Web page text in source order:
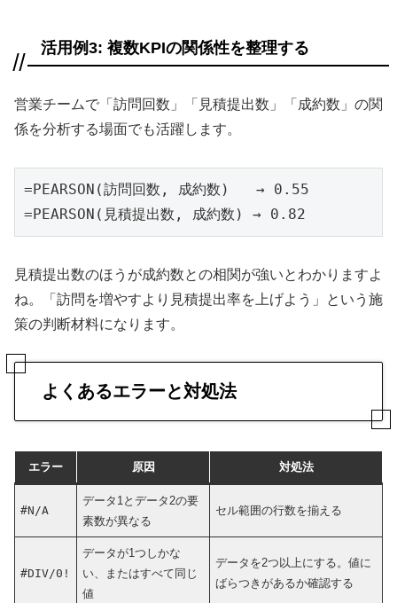
活用例3: 複数KPIの関係性を整理する
営業チームで「訪問回数」「見積提出数」「成約数」の関
係を分析する場面でも活躍します。
=PEARSON(訪問回数, 成約数)   → 0.55
=PEARSON(見積提出数, 成約数) → 0.82
見積提出数のほうが成約数との相関が強いとわかりますよ
ね。「訪問を増やすより見積提出率を上げよう」という施
策の判断材料になります。
よくあるエラーと対処法
エラー 原因 対処法
#N/A
データ1とデータ2の要
素数が異なる
セル範囲の行数を揃える
#DIV/0!
データが1つしかな
い、またはすべて同じ
値
データを2つ以上にする。値に
ばらつきがあるか確認する